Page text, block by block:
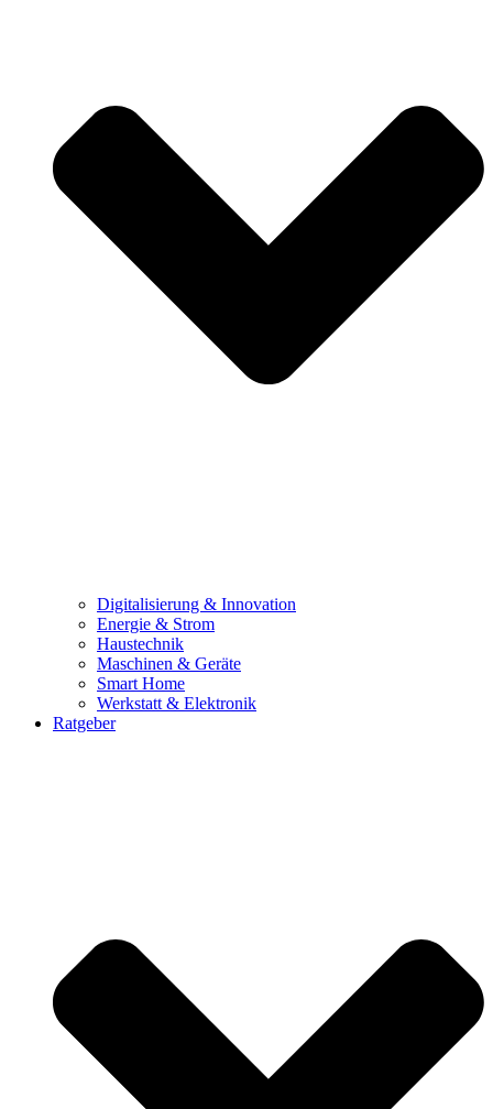
Digitalisierung & Innovation
Energie & Strom
Haustechnik
Maschinen & Geräte
Smart Home
Werkstatt & Elektronik
Ratgeber